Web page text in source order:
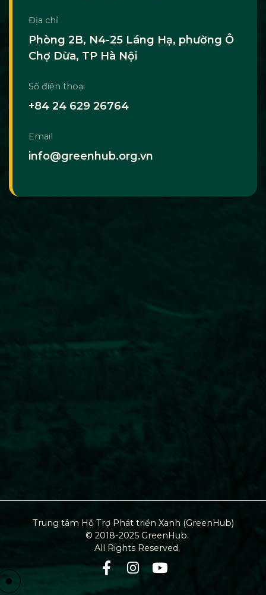
Địa chỉ
Phòng 2B, N4-25 Láng Hạ, phường Ô
Chợ Dừa, TP Hà Nội
Số điện thoại
+84 24 629 26764
Email
info@greenhub.org.vn
Trung tâm Hỗ Trợ Phát triển Xanh (GreenHub)
© 2018-2025 GreenHub.
All Rights Reserved.